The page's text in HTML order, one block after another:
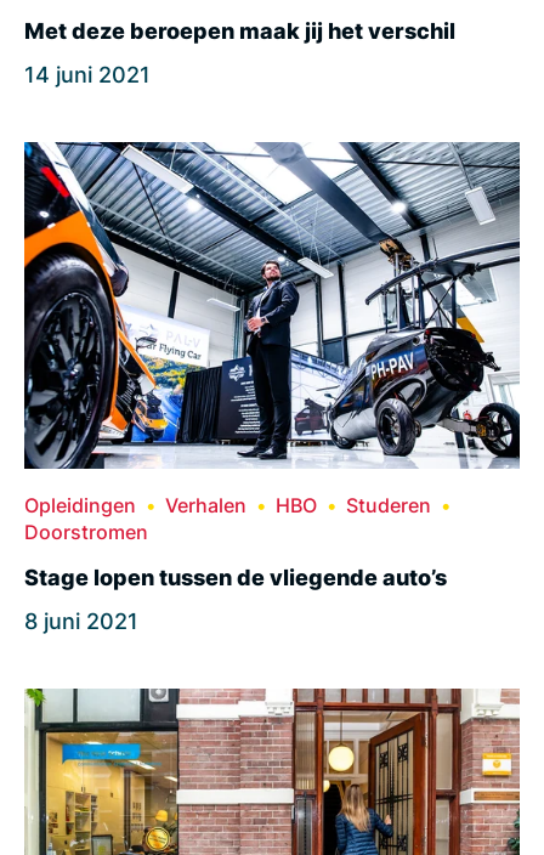
Met deze beroepen maak jij het verschil
14 juni 2021
Opleidingen Verhalen HBO
Studeren
Doorstromen
Stage lopen tussen de vliegende auto’s
8 juni 2021